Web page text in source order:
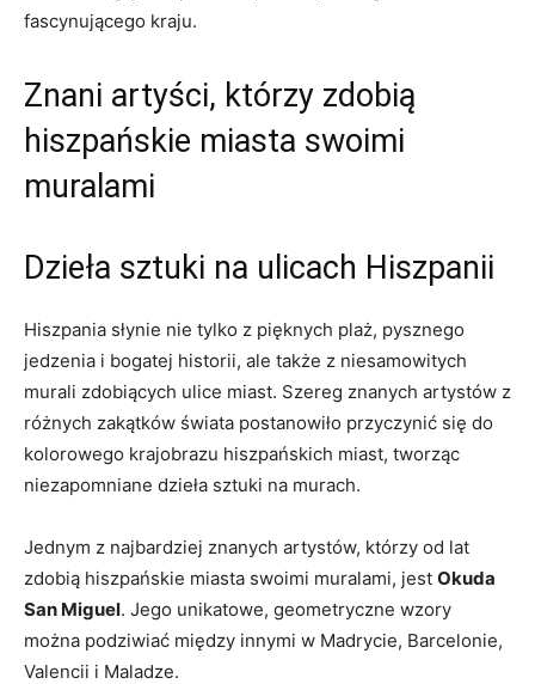
fascynującego kraju.
Znani artyści, którzy zdobią
hiszpańskie miasta swoimi
muralami
Dzieła sztuki na ulicach Hiszpanii
Hiszpania słynie nie tylko z pięknych plaż, pysznego
jedzenia i bogatej historii, ale także z niesamowitych
murali zdobiących ulice miast. Szereg znanych artystów z
różnych zakątków świata postanowiło przyczynić się do
kolorowego krajobrazu hiszpańskich miast, tworząc
niezapomniane dzieła sztuki na murach.
Jednym z najbardziej znanych artystów, którzy od lat
zdobią hiszpańskie miasta swoimi muralami, jest Okuda
San Miguel. Jego unikatowe, geometryczne wzory
można podziwiać między innymi w Madrycie, Barcelonie,
Valencii i Maladze.